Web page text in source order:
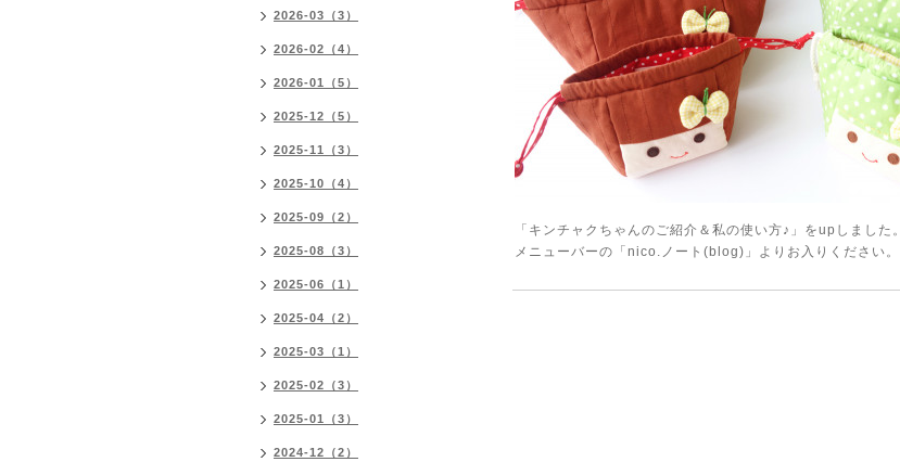
「キンチャクちゃんのご紹介＆私の使い方♪」をupしました。
メニューバーの「nico.ノート(blog)」よりお入りください。
2026-03（3）
2026-02（4）
2026-01（5）
2025-12（5）
2025-11（3）
2025-10（4）
2025-09（2）
2025-08（3）
2025-06（1）
2025-04（2）
2025-03（1）
2025-02（3）
2025-01（3）
2024-12（2）